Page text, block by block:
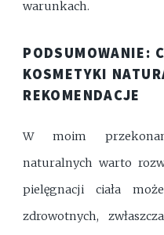
warunkach.
PODSUMOWANIE:
KOSMETYKI
REKOMENDACJE
W moim
naturalnych warto
pielęgnacji ciała
zdrowotnych,